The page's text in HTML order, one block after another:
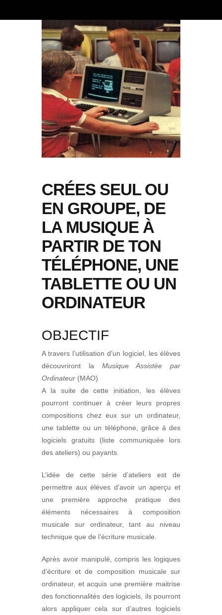
CRÉES SEUL OU
EN GROUPE, DE
LA MUSIQUE À
PARTIR DE TON
TÉLÉPHONE, UNE
TABLETTE OU UN
ORDINATEUR
OBJECTIF
A travers l’utilisation d’un logiciel, les élèves
découvriront la Musique Assistée par
Ordinateur (MAO)
A la suite de cette initiation, les élèves
pourront continuer à créer leurs propres
compositions chez eux sur un ordinateur,
une tablette ou un téléphone, grâce à des
logiciels gratuits (liste communiquée lors
des ateliers) ou payants.
L’idée de cette série d’ateliers est de
permettre aux élèves d’avoir un aperçu et
une première approche pratique des
éléments nécessaires à composition
musicale sur ordinateur, tant au niveau
technique que de l’écriture musicale.
Après avoir manipulé, compris les logiques
d’écriture et de composition musicale sur
ordinateur, et acquis une première maitrise
des fonctionnalités des logiciels, ils pourront
alors appliquer cela sur d’autres logiciels